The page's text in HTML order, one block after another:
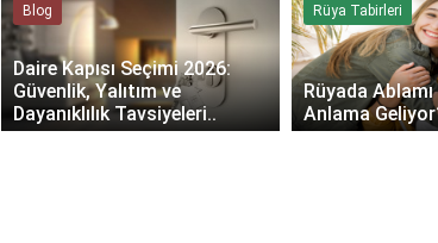
Blog
Daire Kapısı Seçimi 2026:
Güvenlik, Yalıtım ve
Dayanıklılık Tavsiyeleri..
Rüya Tabirleri
Rüyada
Anlama